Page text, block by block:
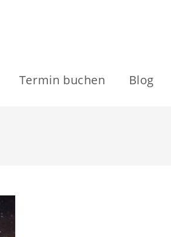
Termin buchen Blog